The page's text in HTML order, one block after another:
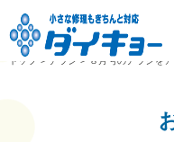
トップ
> チラシ > ８月号のチラシを